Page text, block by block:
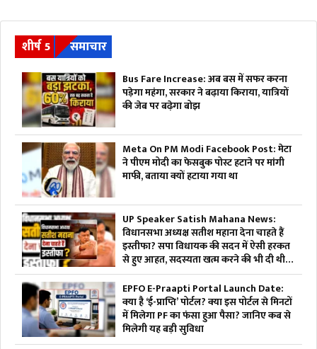
शीर्ष 5 समाचार
Bus Fare Increase: अब बस में सफर करना
पड़ेगा महंगा, सरकार ने बढ़ाया किराया, यात्रियों
की जेब पर बढ़ेगा बोझ
Meta On PM Modi Facebook Post: मेटा
ने पीएम मोदी का फेसबुक पोस्ट हटाने पर मांगी
माफी, बताया क्यों हटाया गया था
UP Speaker Satish Mahana News:
विधानसभा अध्यक्ष सतीश महाना देना चाहते हैं
इस्तीफा? सपा विधायक की सदन में ऐसी हरकत
से हुए आहत, सदस्यता खत्म करने की भी दी थी
चेतावनी
EPFO E-Praapti Portal Launch Date:
क्या है ‘ई-प्राप्ति’ पोर्टल? क्या इस पोर्टल से मिनटों
में मिलेगा PF का फंसा हुआ पैसा? जानिए कब से
मिलेगी यह बड़ी सुविधा